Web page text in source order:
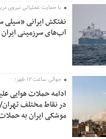
با حمایت عملیاتی نیروی
نفتکش ایرانی «سیلی
آب‌های سرزمینی
حوالی ساعت ۱۲ ظهر؛
ادامه حملات هوایی
در نقاط مختلف تهران/
موشکی ایران به